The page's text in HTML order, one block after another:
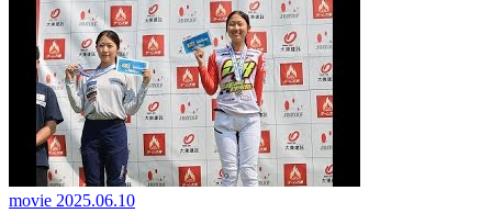
movie 2025.06.10